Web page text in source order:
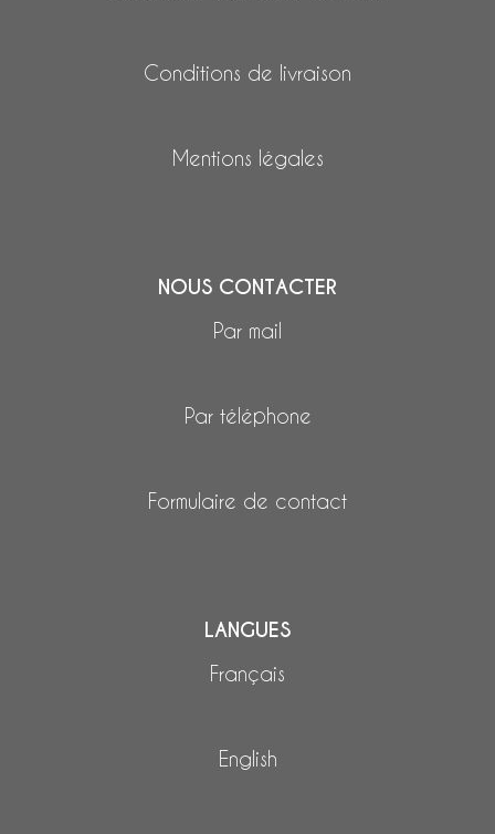
Conditions de livraison
Mentions légales
NOUS CONTACTER
Par mail
Par téléphone
Formulaire de contact
LANGUES
Français
English